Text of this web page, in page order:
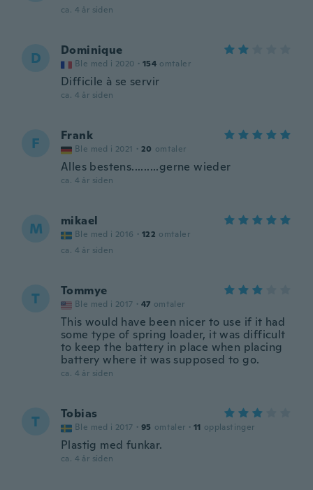
ca. 4 år siden
D Dominique
Ble med i 2020 · 154 omtaler
Difficile à se servir
ca. 4 år siden
F Frank
Ble med i 2021 · 20 omtaler
Alles bestens.........gerne wieder
ca. 4 år siden
M mikael
Ble med i 2016 · 122 omtaler
ca. 4 år siden
T Tommye
Ble med i 2017 · 47 omtaler
This would have been nicer to use if it had
some type of spring loader, it was difficult
to keep the battery in place when placing
battery where it was supposed to go.
ca. 4 år siden
T Tobias
Ble med i 2017 · 95 omtaler · 11 opplastinger
Plastig med funkar.
ca. 4 år siden